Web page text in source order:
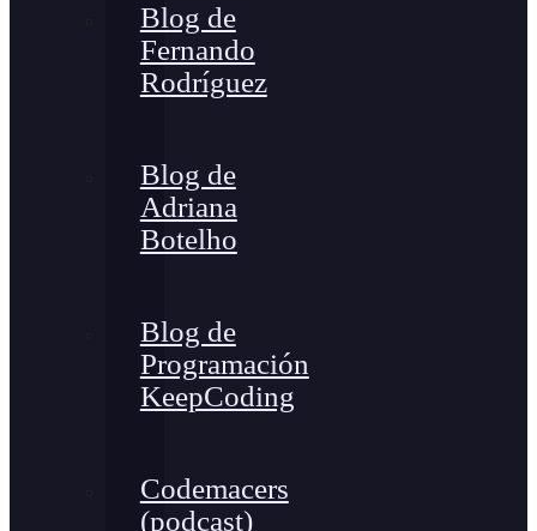
Blog de
Fernando
Rodríguez
Blog de
Adriana
Botelho
Blog de
Programación
KeepCoding
Codemacers
(podcast)